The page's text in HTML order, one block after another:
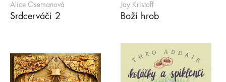
Alice Osemanová
Srdcerváči 2
Jay Kristoff
Boží hrob